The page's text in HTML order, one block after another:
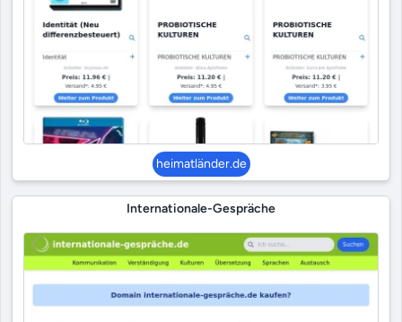
heimatländer.de
Internationale-Gespräche